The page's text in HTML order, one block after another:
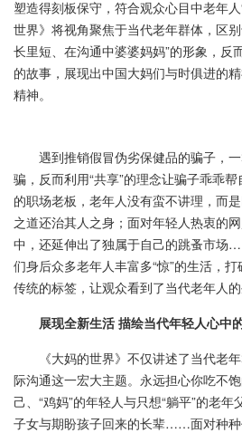
塑造得刻板保守，符合观众心目中老年
世界》将视角聚焦于当代老年群体，区
长里短、在沟通中婆婆妈妈”的形象，反
的故事，展现出中国大妈们与时俱进的
精神。
遇到推销假冒伪劣保健品的骗子，一
骗，反而利用“共享”的理念让骗子乖乖
的职场老板，老年人没有蛮不讲理，而
之道还治其人之身；面对年轻人热衷的
中，还延伸出了独属于自己的跳蚤市场
们身后众多老年人丰富多“惊”的生活，
传统的标签，让观众看到了当代老年人的
展现全新生活 描绘当代年轻人心中
《大妈的世界》不仅讲述了当代老年
际沟通这一宏大主题。永远担心你吃不
己、“鸡妈”的年轻人与只想“躺平”的老
子女与期盼孩子回来的长辈……面对种